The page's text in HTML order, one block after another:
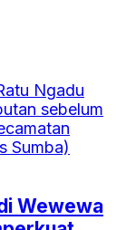
Wewewa